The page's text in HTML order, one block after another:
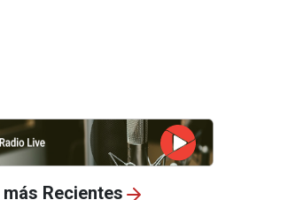
Recientes